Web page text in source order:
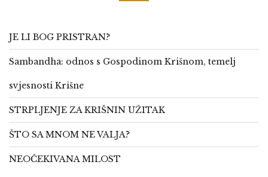
JE LI BOG PRISTRAN?
Sambandha: odnos s Gospodinom Krišnom, temelj
svjesnosti Krišne
STRPLJENJE ZA KRIŠNIN UŽITAK
ŠTO SA MNOM NE VALJA?
NEOČEKIVANA MILOST